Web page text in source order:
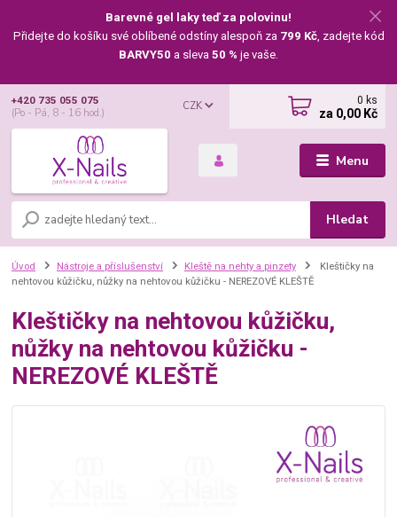
Barevné gel laky teď za polovinu!
Přidejte do košíku své oblíbené odstíny alespoň za 799 Kč, zadejte kód
BARVY50 a sleva 50 % je vaše.
Menu
CZK
Hledat
+420 735 055 075
(Po - Pá, 8 - 16 hod.)
0 ks
za 0,00 Kč
Úvod Nástroje a příslušenství Kleště na nehty a pinzety
Kleštičky na
nehtovou kůžičku, nůžky na nehtovou kůžičku - NEREZOVÉ KLEŠTĚ
Kleštičky na nehtovou kůžičku,
nůžky na nehtovou kůžičku -
NEREZOVÉ KLEŠTĚ